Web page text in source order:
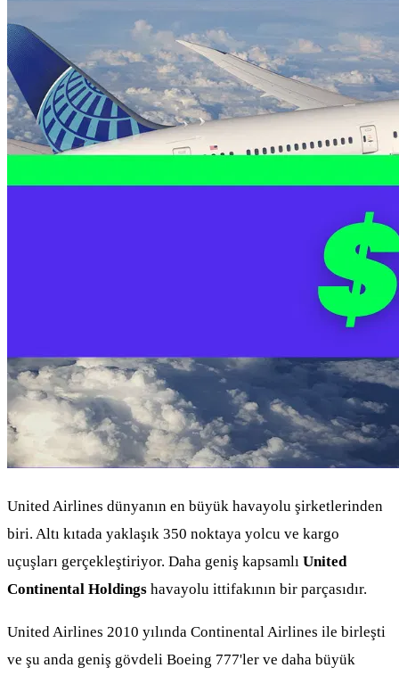
United Airlines dünyanın en büyük havayolu şirketlerinden
biri. Altı kıtada yaklaşık 350 noktaya yolcu ve kargo
uçuşları gerçekleştiriyor. Daha geniş kapsamlı United
Continental Holdings havayolu ittifakının bir parçasıdır.
United Airlines 2010 yılında Continental Airlines ile birleşti
ve şu anda geniş gövdeli Boeing 777'ler ve daha büyük